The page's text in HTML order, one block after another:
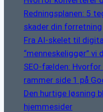
Redningsplanen: 5
skader din forretning
Fra AI-skelet til
“menneskeliggør” vi
SEO-fælden:
rammer side 1 på
Den hurtige løsning
hjemmesider